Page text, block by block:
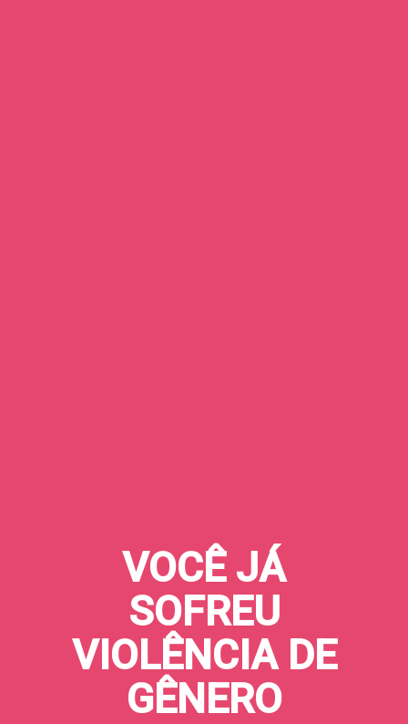
VOCÊ JÁ
SOFREU
VIOLÊNCIA DE
GÊNERO